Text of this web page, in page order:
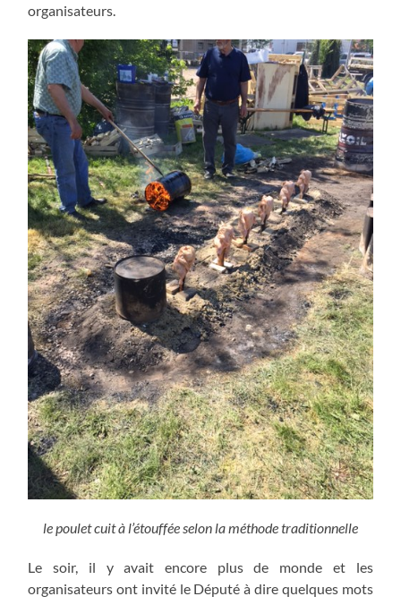
organisateurs.
le poulet cuit à l’étouffée selon la méthode traditionnelle
Le soir, il y avait encore plus de monde et les
organisateurs ont invité le Député à dire quelques mots